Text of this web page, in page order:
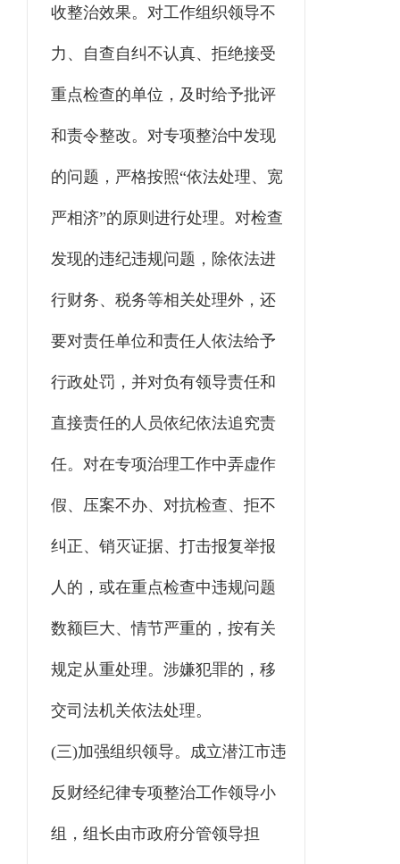
收整治效果。对工作组织领导不
力、自查自纠不认真、拒绝接受
重点检查的单位，及时给予批评
和责令整改。对专项整治中发现
的问题，严格按照“依法处理、宽
严相济”的原则进行处理。对检查
发现的违纪违规问题，除依法进
行财务、税务等相关处理外，还
要对责任单位和责任人依法给予
行政处罚，并对负有领导责任和
直接责任的人员依纪依法追究责
任。对在专项治理工作中弄虚作
假、压案不办、对抗检查、拒不
纠正、销灭证据、打击报复举报
人的，或在重点检查中违规问题
数额巨大、情节严重的，按有关
规定从重处理。涉嫌犯罪的，移
交司法机关依法处理。
(三)加强组织领导。成立潜江市违
反财经纪律专项整治工作领导小
组，组长由市政府分管领导担